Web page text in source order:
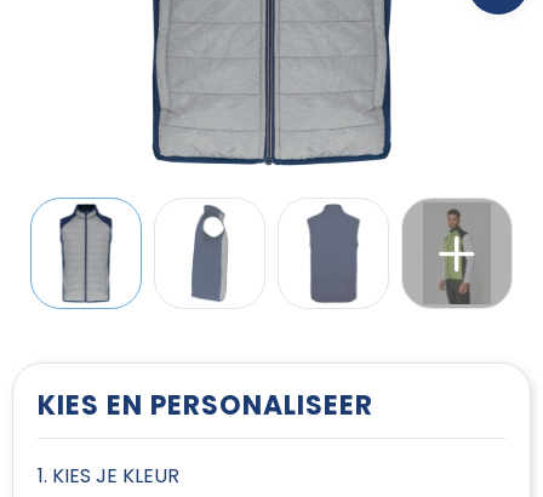
Regenkleding
Sweaters
T-Shirts
KIES EN PERSONALISEER
1. KIES JE KLEUR